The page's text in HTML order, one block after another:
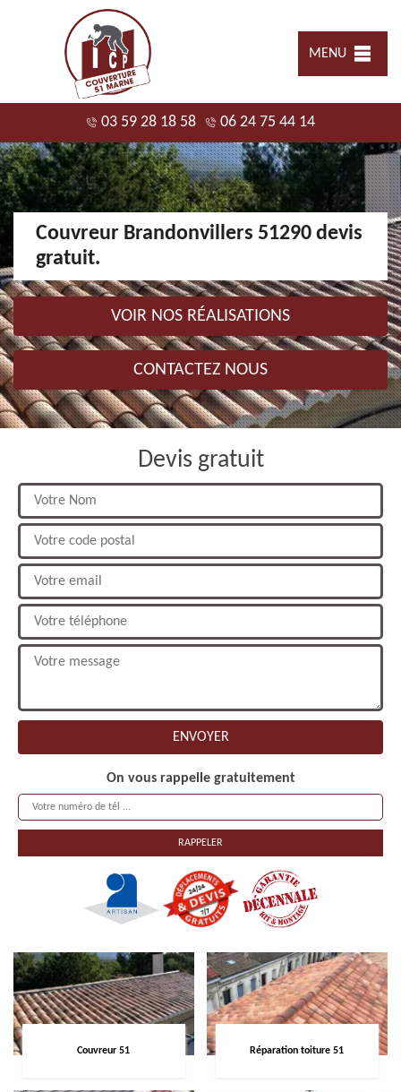
MENU
03 59 28 18 58 06 24 75 44 14
Couvreur Brandonvillers 51290 devis
gratuit.
VOIR NOS RÉALISATIONS
CONTACTEZ NOUS
Devis gratuit
On vous rappelle gratuitement
Couvreur 51 Réparation toiture 51